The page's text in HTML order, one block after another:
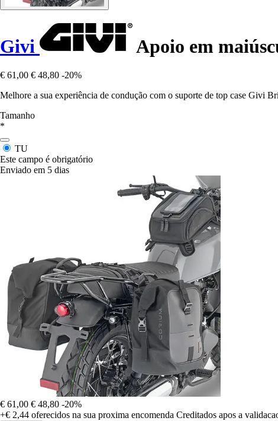
Givi Apoio em
€ 61,00 € 48,80 -20%
Melhore a sua experiência de condução com o suporte de top case Givi
Tamanho
*
TU
Este campo é obrigatório
Enviado em 5 dias
€ 61,00 € 48,80 -20%
+€ 2,44 oferecidos na sua proxima encomenda Creditados apos a